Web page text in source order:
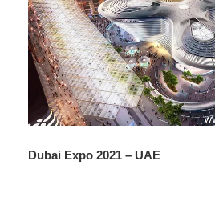
Fotos
Dubái y Abu Dhabi UAE 4
Dubai Expo 2021 – UAE